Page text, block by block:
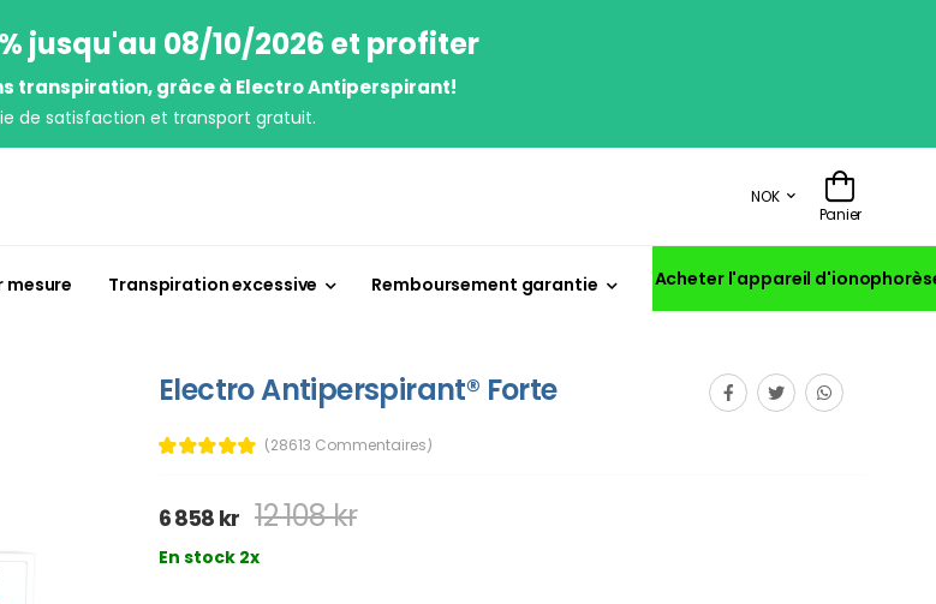
jusqu'au 08/10/2026 et profiter
transpiration, grâce à Electro Antiperspirant!
de satisfaction et transport gratuit.
NOK
Panier
mesure Transpiration excessive Remboursement garantie Acheter l'appareil
Electro Antiperspirant® Forte
(28613 Commentaires)
6 858 kr 12 108 kr
En stock 2x